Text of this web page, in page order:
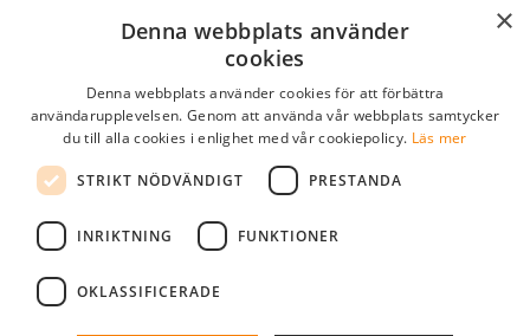
Lösenord
kom ihåg mig
logga in
Kostnadsfri företagsprofil
×
Denna webbplats använder
cookies
Denna webbplats använder cookies för att förbättra
användarupplevelsen. Genom att använda vår webbplats samtycker
du till alla cookies i enlighet med vår cookiepolicy. Läs mer
STRIKT NÖDVÄNDIGT PRESTANDA
INRIKTNING FUNKTIONER
OKLASSIFICERADE